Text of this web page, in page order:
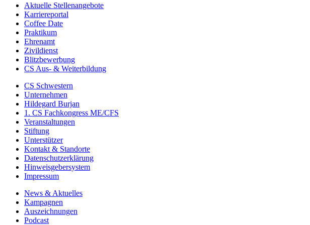
Aktuelle Stellenangebote
Karriereportal
Coffee Date
Praktikum
Ehrenamt
Zivildienst
Blitzbewerbung
CS Aus- & Weiterbildung
CS Schwestern
Unternehmen
Hildegard Burjan
1. CS Fachkongress ME/CFS
Veranstaltungen
Stiftung
Unterstützer
Kontakt & Standorte
Datenschutzerklärung
Hinweisgebersystem
Impressum
News & Aktuelles
Kampagnen
Auszeichnungen
Podcast